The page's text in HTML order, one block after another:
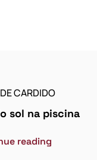
CARDIDO
sol na piscina
reading